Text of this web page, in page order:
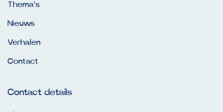
Thema’s
Nieuws
Verhalen
Contact
Contact details